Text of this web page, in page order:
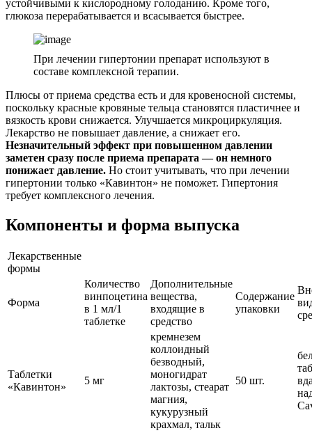
устойчивыми к кислородному голоданию. Кроме того,
глюкоза перерабатывается и всасывается быстрее.
При лечении гипертонии препарат используют в
составе комплексной терапии.
Плюсы от приема средства есть и для кровеносной системы,
поскольку красные кровяные тельца становятся пластичнее и
вязкость крови снижается. Улучшается микроциркуляция.
Лекарство не повышает давление, а снижает его.
Незначительный эффект при повышенном давлении
заметен сразу после приема препарата — он немного
понижает давление. Но стоит учитывать, что при лечении
гипертонии только «Кавинтон» не поможет. Гипертония
требует комплексного лечения.
Компоненты и форма выпуска
Лекарственные
формы
Форма
Количество
винпоцетина
в 1 мл/1
таблетке
Дополнительные
вещества,
входящие в
средство
Содержание
упаковки
Таблетки
«Кавинтон»
5 мг
кремнезем
коллоидный
безводный,
моногидрат
лактозы, стеарат
магния,
кукурузный
крахмал, тальк
50 шт.